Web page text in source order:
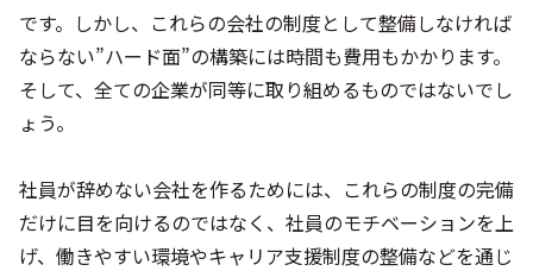
です。しかし、これらの会社の制度として整備しなければ
ならない”ハード面”の構築には時間も費用もかかります。
そして、全ての企業が同等に取り組めるものではないでし
ょう。
社員が辞めない会社を作るためには、これらの制度の完備
だけに目を向けるのではなく、社員のモチベーションを上
げ、働きやすい環境やキャリア支援制度の整備などを通じ